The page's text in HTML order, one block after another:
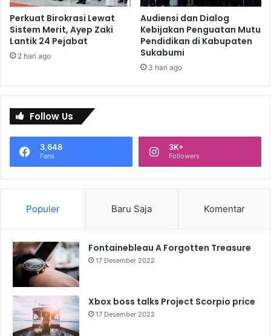
Perkuat Birokrasi Lewat
Sistem Merit, Ayep Zaki
Lantik 24 Pejabat
2 hari ago
Audiensi dan Dialog
Kebijakan Penguatan Mutu
Pendidikan di Kabupaten
Sukabumi
3 hari ago
Follow Us
3,648
Fans
3K+
Followers
Populer Baru Saja Komentar
Fontainebleau A Forgotten Treasure
17 Desember 2022
Xbox boss talks Project Scorpio price
17 Desember 2022